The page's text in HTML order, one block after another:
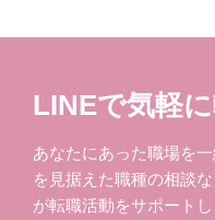
LINEで気軽
あなたにあった職場を
を見据えた職種の相談
が転職活動をサポートし